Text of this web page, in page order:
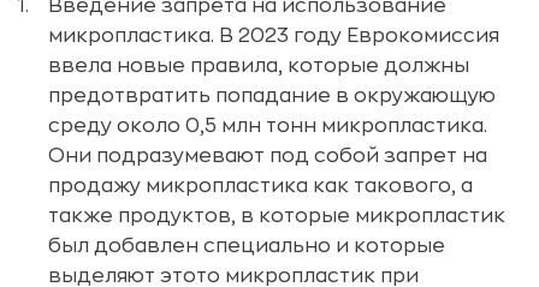
Введение запрета на использование
микропластика. В 2023 году Еврокомиссия
ввела новые правила, которые должны
предотвратить попадание в окружающую
среду около 0,5 млн тонн микропластика.
Они подразумевают под собой запрет на
продажу микропластика как такового, а
также продуктов, в которые микропластик
был добавлен специально и которые
выделяют этото микропластик при